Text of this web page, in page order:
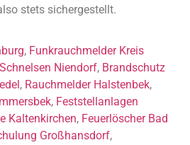
stets sichergestellt.
, Funkrauchmelder Kreis
Niendorf, Brandschutz
, Rauchmelder Halstenbek,
, Feststellanlagen
Kaltenkirchen, Feuerlöscher Bad
Großhansdorf,